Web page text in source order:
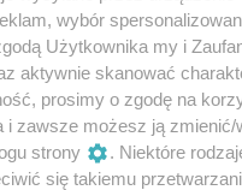
się, jak
oraz zobaczyć
naszej gminy.
atmosferze poznać
wybór
Użytkownika my i
aktywnie skanować
prosimy o zgodę na
i zawsze możesz ją
strony
. Niektóre
się takiemu